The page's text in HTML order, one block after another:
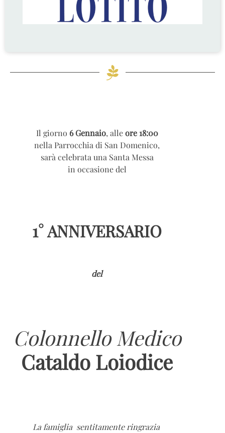
Il giorno 6 Gennaio, alleore 18:00
nella Parrocchia di San Domenico,
sarà celebrata una Santa Messa
in occasione del
1° ANNIVERSARIO
del
Colonnello Medico
Cataldo Loiodice
La famiglia sentitamente ringrazia